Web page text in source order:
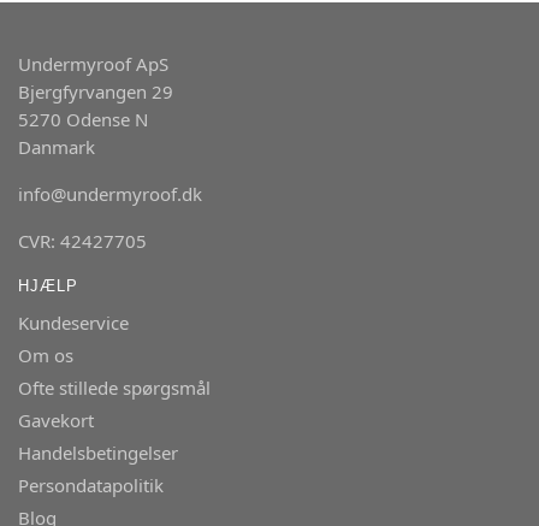
Undermyroof ApS
Bjergfyrvangen 29
5270 Odense N
Danmark
info@undermyroof.dk
CVR: 42427705
HJÆLP
Kundeservice
Om os
Ofte stillede spørgsmål
Gavekort
Handelsbetingelser
Persondatapolitik
Blog